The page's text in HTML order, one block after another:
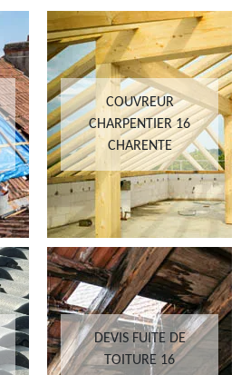
COUVREUR
CHARPENTIER 16
CHARENTE
DEVIS FUITE DE
TOITURE 16